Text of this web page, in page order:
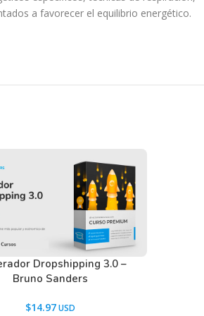
a favorecer el equilibrio energético.
energéticos, concebidos como
de protección y equilibrio vibracional.
en el trabajo energético y el
previa.
Dropshipping 3.0 –
Bruno Sanders
$14.97